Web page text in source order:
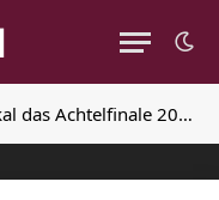
2020/2021 und die weiteren Termine